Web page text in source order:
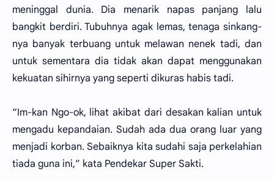
meninggal dunia. Dia menarik napas panjang lalu
bangkit berdiri. Tubuhnya agak lemas, tenaga sinkang-
nya banyak terbuang untuk melawan nenek tadi, dan
untuk sementara dia tidak akan dapat menggunakan
kekuatan sihirnya yang seperti dikuras habis tadi.
“Im-kan Ngo-ok, lihat akibat dari desakan kalian untuk
mengadu kepandaian. Sudah ada dua orang luar yang
menjadi korban. Sebaiknya kita sudahi saja perkelahian
tiada guna ini,” kata Pendekar Super Sakti.